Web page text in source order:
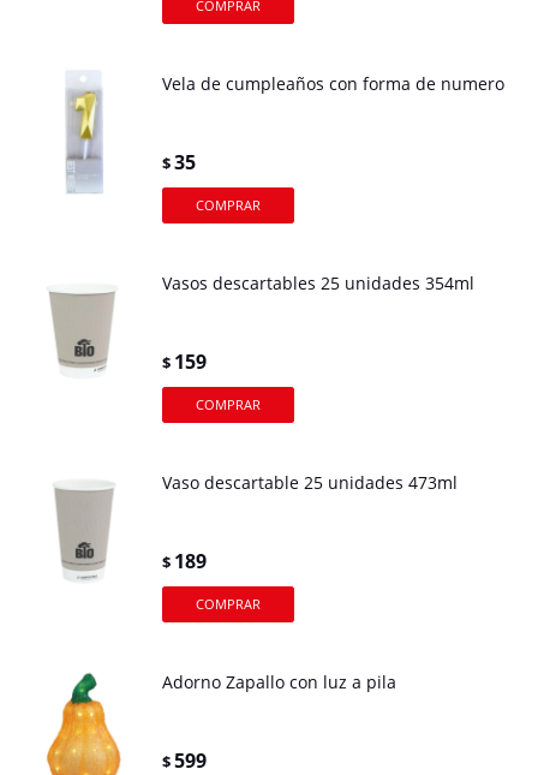
Vela de cumpleaños con forma de numero
$35
Vasos descartables 25 unidades 354ml
$ 159
Vaso descartable 25 unidades 473ml
$ 189
Adorno Zapallo con luz a pila
$599